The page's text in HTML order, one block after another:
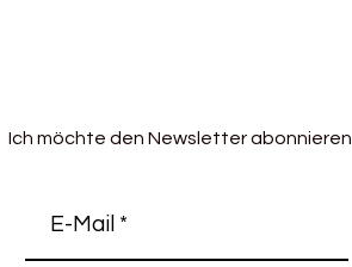
Ich möchte den Newsletter abonnieren